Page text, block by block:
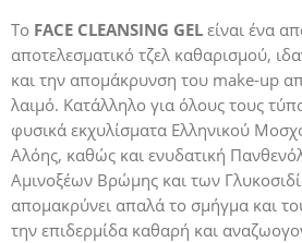
Το FACE CLEANSING GEL είναι ένα
αποτελεσματικό τζελ καθαρισμού,
και την απομάκρυνση του make-up
λαιμό. Κατάλληλο για όλους τους
φυσικά εκχυλίσματα Ελληνικού
Αλόης, καθώς και ενυδατική
Αμινοξέων Βρώμης και των
απομακρύνει απαλά το σμήγμα και
την επιδερμίδα καθαρή και